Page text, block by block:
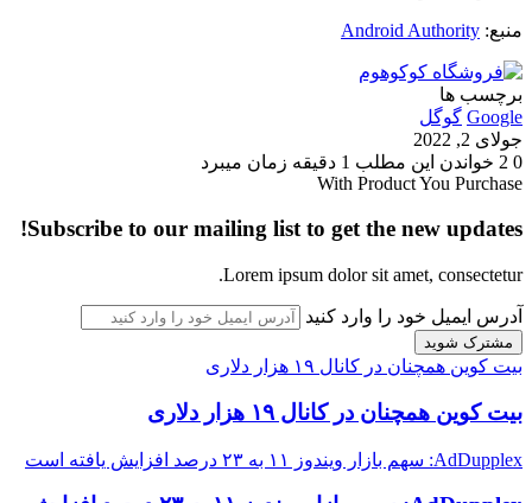
منبع: Android Authority
برچسب ها
Google گوگل
جولای 2, 2022
0
خواندن این مطلب 1 دقیقه زمان میبرد
With Product You Purchase
Subscribe to our mailing list to get the new updates!
Lorem ipsum dolor sit amet, consectetur.
آدرس ایمیل خود را وارد کنید
بیت کوین همچنان در کانال ۱۹ هزار دلاری
بیت کوین همچنان در کانال ۱۹ هزار دلاری
AdDupplex: سهم بازار ویندوز ۱۱ به ۲۳ درصد افزایش یافته است